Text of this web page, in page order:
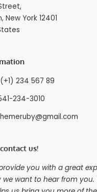
New York 12401
234 567 89
234-3010
us!
you with a great
we want to hear from you.